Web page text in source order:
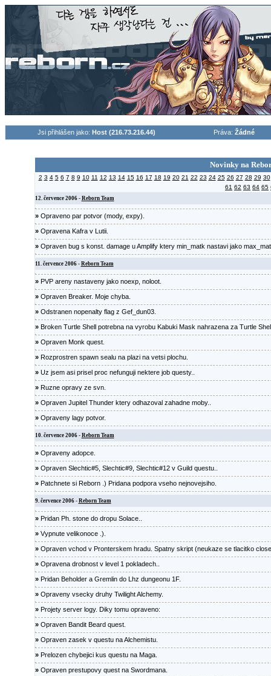
Jsi přihlášen jako: Host (216.73.216.44) Práva: Žádné
Novinky na Rebornu
2 3 4 5 6 7 8 9 10 11 12 13 14 15 16 17 18 19 20 21 22 23 24 25 26 27 28 29 30
61 62 63 64 65
12. července 2006 - Reborn Team
»Opraveno par potvor (mody, expy).
»Opravena Kafra v Lutii.
»Opraven bug s konst. damage u Amplify ktery min_matk nastavi jako
11. července 2006 - Reborn Team
»PVP areny nastaveny jako noexp, noloot.
»Opraven Breaker. Moje chyba.
»Odstranen nopenalty flag z Gef_dun03.
»Broken Turtle Shell potrebna na vyrobu Kabuki Mask nahrazena za Turtle
»Opraven Monk quest.
»Rozprostren spawn sealu na plazi na vetsi plochu.
»Uz jsem asi prisel proc nefunguji nektere job questy..
»Ruzne opravy ze svn.
»Opraven Jupitel Thunder ktery odhazoval zahadne moby..
»Opraveny lagy potvor.
10. července 2006 - Reborn Team
»Opraveny adopce.
»Opraven Slechtic#5, Slechtic#9, Slechtic#12 v Guild questu..
»Patchnete si Reborn .) Pridana podpora vseho nejnovejsiho.
9. července 2006 - Reborn Team
»Pridan Ph. stone do dropu Solace..
»Vypnute velikonoce .).
»Opraven vchod v Pronterskem hradu. Spatny skript (neukaze se tlacitko
»Opravena drobnost v level 1 pokladech..
»Pridan Beholder a Gremlin do Lhz dungeonu 1F.
»Opraveny vsecky druhy Twilight Alchemy.
»Projety server logy. Diky tomu opraveno:
»Opraven Bandit Beard quest.
»Opraven zasek v questu na Alchemistu.
»Prelozen chybejici kus questu na Maga.
»Opraven prestupovy quest na Swordmana.